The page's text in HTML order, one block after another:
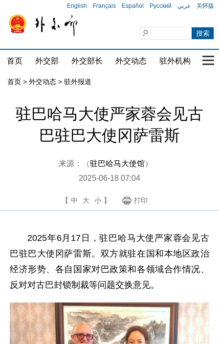
English Français Español Русский عربي 关怀版
首页 外交部 外交部长 外交动态 驻外机构 国
首页 > 外交动态 > 驻外报道
驻巴哈马大使严家蓉会见古
巴驻巴大使冈萨雷斯
来源：（驻巴哈马大使馆）
2025-06-18 07:04
【 中 大 小 】 打印
2025年6月17日，驻巴哈马大使严家蓉会见古
巴驻巴大使冈萨雷斯。双方就驻在国和本地区政治
经济形势、各自国家对巴政策和各领域合作情况、
反对对古巴封锁制裁等问题交换意见。